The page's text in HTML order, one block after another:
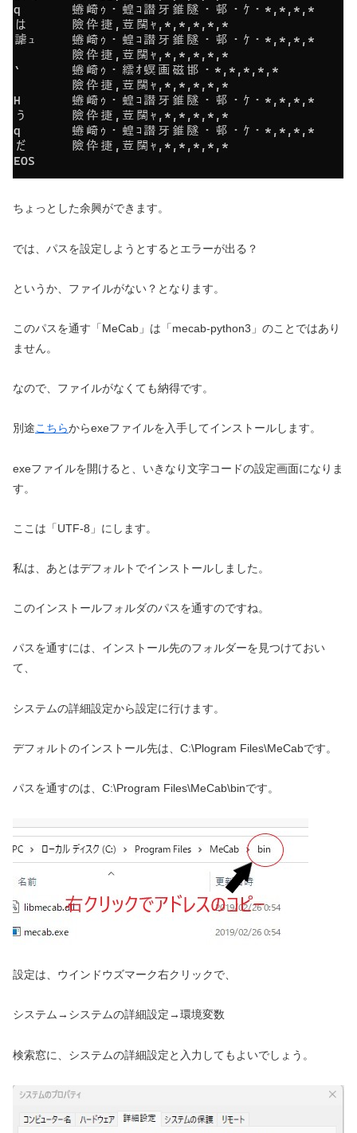
ちょっとした余興ができます。
では、パスを設定しようとするとエラーが出る？
というか、ファイルがない？となります。
このパスを通す「MeCab」は「mecab-python3」のことではあり
ません。
なので、ファイルがなくても納得です。
別途こちらからexeファイルを入手してインストールします。
exeファイルを開けると、いきなり文字コードの設定画面になりま
す。
ここは「UTF-8」にします。
私は、あとはデフォルトでインストールしました。
このインストールフォルダのパスを通すのですね。
パスを通すには、インストール先のフォルダーを見つけておい
て、
システムの詳細設定から設定に行けます。
デフォルトのインストール先は、C:\Plogram Files\MeCabです。
パスを通すのは、C:\Program Files\MeCab\binです。
設定は、ウインドウズマーク右クリックで、
システム→システムの詳細設定→環境変数
検索窓に、システムの詳細設定と入力してもよいでしょう。